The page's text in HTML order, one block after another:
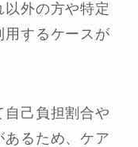
以外の方や特定
用するケースが
自己負担割合や
るため、ケア